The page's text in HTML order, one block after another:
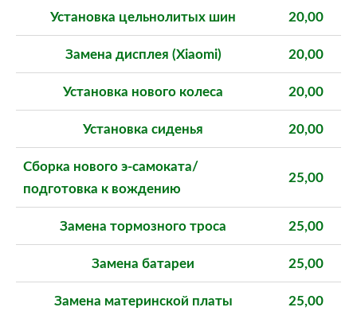
Установка цельнолитых шин 20,00
Замена дисплея (Xiaomi) 20,00
Установка нового колеса 20,00
Установка сиденья 20,00
Сборка нового э-самоката/
подготовка к вождению
25,00
Замена тормозного троса 25,00
Замена батареи 25,00
Замена материнской платы 25,00